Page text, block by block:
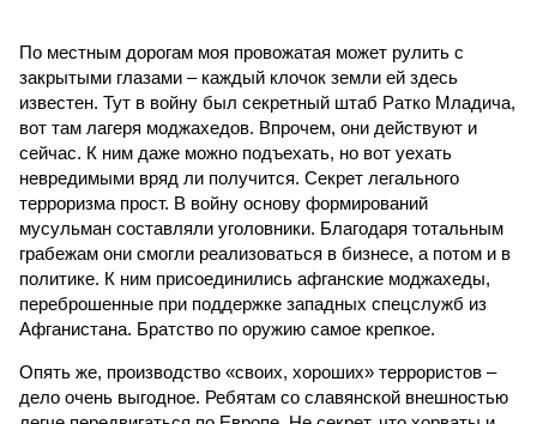
По местным дорогам моя провожатая может рулить с
закрытыми глазами – каждый клочок земли ей здесь
известен. Тут в войну был секретный штаб Ратко Младича,
вот там лагеря моджахедов. Впрочем, они действуют и
сейчас. К ним даже можно подъехать, но вот уехать
невредимыми вряд ли получится. Секрет легального
терроризма прост. В войну основу формирований
мусульман составляли уголовники. Благодаря тотальным
грабежам они смогли реализоваться в бизнесе, а потом и в
политике. К ним присоединились афганские моджахеды,
переброшенные при поддержке западных спецслужб из
Афганистана. Братство по оружию самое крепкое.
Опять же, производство «своих, хороших» террористов –
дело очень выгодное. Ребятам со славянской внешностью